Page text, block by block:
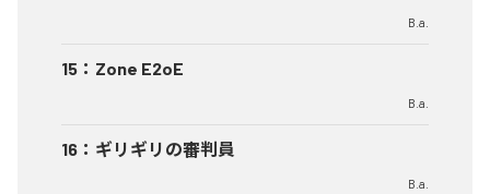
B.a.
15 ： Zone E2oE
B.a.
16 ： ギリギリの審判員
B.a.